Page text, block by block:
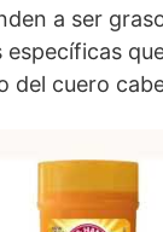
a ser
del cuero